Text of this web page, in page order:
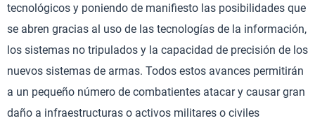
tecnológicos y poniendo de manifiesto las posibilidades que
se abren gracias al uso de las tecnologías de la información,
los sistemas no tripulados y la capacidad de precisión de los
nuevos sistemas de armas. Todos estos avances permitirán
a un pequeño número de combatientes atacar y causar gran
daño a infraestructuras o activos militares o civiles